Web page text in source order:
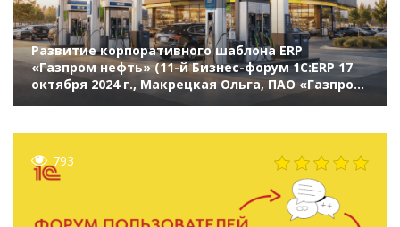
Развитие корпоративного шаблона ERP
«Газпром нефть» (11-й Бизнес-форум 1С:ERP 17
октября 2024 г., Макрецкая Ольга, ПАО «Газпром
793